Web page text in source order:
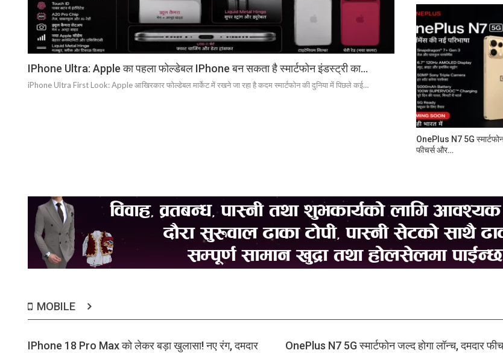
IPhone Ultra: Apple का पहला फोल्डेबल IPhone बन सकता है स्मार्टफोन इंडस्ट्री का…
iPhone Ultra First Look: Apple आखिरकार फोल्डेबल मार्केट में रखने जा रहा है कदम स्मार्टफोन की दुनिया में पिछले कई…
OnePlus N7 5G स्मार्टफोन
फीचर्स और…
MOBILE
IPhone 18 Pro Max को लेकर बड़ा खुलासा! नए रंग, दमदार
OnePlus N7 5G स्मार्टफोन जल्द होगा लॉन्च, दमदार